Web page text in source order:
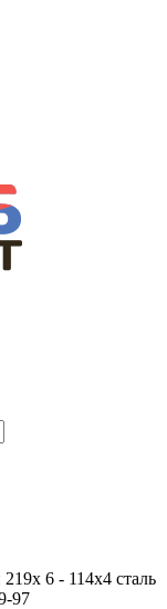
6 - 114х4 сталь
97